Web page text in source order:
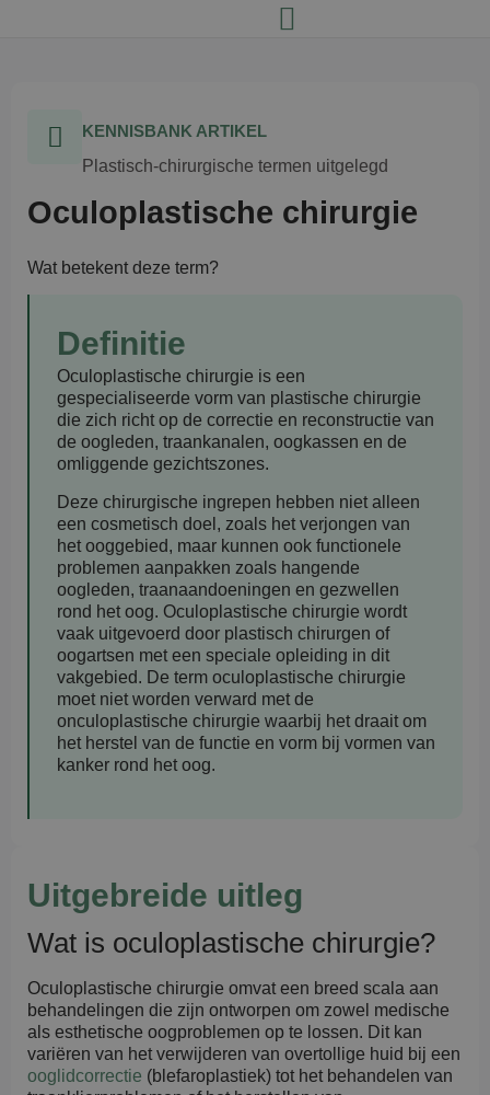
KENNISBANK ARTIKEL
Plastisch-chirurgische termen uitgelegd
Oculoplastische chirurgie
Wat betekent deze term?
Definitie
Oculoplastische chirurgie is een
gespecialiseerde vorm van plastische chirurgie
die zich richt op de correctie en reconstructie van
de oogleden, traankanalen, oogkassen en de
omliggende gezichtszones.
Deze chirurgische ingrepen hebben niet alleen
een cosmetisch doel, zoals het verjongen van
het ooggebied, maar kunnen ook functionele
problemen aanpakken zoals hangende
oogleden, traanaandoeningen en gezwellen
rond het oog. Oculoplastische chirurgie wordt
vaak uitgevoerd door plastisch chirurgen of
oogartsen met een speciale opleiding in dit
vakgebied. De term oculoplastische chirurgie
moet niet worden verward met de
onculoplastische chirurgie waarbij het draait om
het herstel van de functie en vorm bij vormen van
kanker rond het oog.
Uitgebreide uitleg
Wat is oculoplastische chirurgie?
Oculoplastische chirurgie omvat een breed scala aan
behandelingen die zijn ontworpen om zowel medische
als esthetische oogproblemen op te lossen. Dit kan
variëren van het verwijderen van overtollige huid bij een
ooglidcorrectie (blefaroplastiek) tot het behandelen van